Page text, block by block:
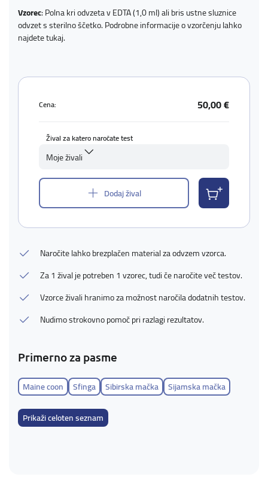
Vzorec: Polna kri odvzeta v EDTA (1,0 ml) ali bris ustne sluznice
odvzet s sterilno ščetko. Podrobne informacije o vzorčenju lahko
najdetetukaj.
Cena: 50,00 €
Žival za katero naročate test
Moje živali
Dodaj žival
Naročite lahko brezplačen material za odvzem vzorca.
Za 1 žival je potreben 1 vzorec, tudi če naročite več testov.
Vzorce živali hranimo za možnost naročila dodatnih testov.
Nudimo strokovno pomoč pri razlagi rezultatov.
Primerno za pasme
Maine coon Sfinga Sibirska mačka
Sijamska mačka
Prikaži celoten seznam